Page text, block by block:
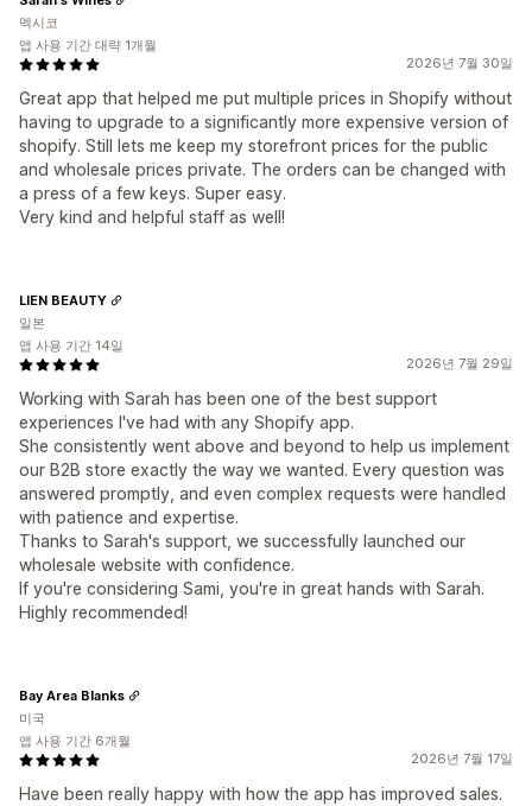
2026년 7월 30일
Great app that helped me put multiple prices in Shopify without
having to upgrade to a significantly more expensive version of
shopify. Still lets me keep my storefront prices for the public
and wholesale prices private. The orders can be changed with
a press of a few keys. Super easy.
Very kind and helpful staff as well!
멕시코
앱 사용 기간 대략 1개월
2026년 7월 29일
Working with Sarah has been one of the best support
experiences I've had with any Shopify app.
She consistently went above and beyond to help us implement
our B2B store exactly the way we wanted. Every question was
answered promptly, and even complex requests were handled
with patience and expertise.
Thanks to Sarah's support, we successfully launched our
wholesale website with confidence.
If you're considering Sami, you're in great hands with Sarah.
Highly recommended!
LIEN BEAUTY
일본
앱 사용 기간 14일
2026년 7월 17일
Have been really happy with how the app has improved sales.
Bay Area Blanks
미국
앱 사용 기간 6개월